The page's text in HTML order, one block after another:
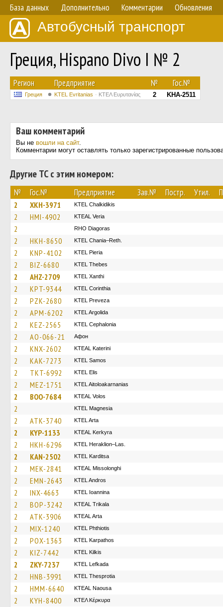
База данных Дополнительно Комментарии Обновления
Автобусный транспорт
Греция, Hispano Divo I № 2
Регион Предприятие № Гос.№
Греция ΚΤΕL Evritanias ΚΤΕΛ Ευρυτανίας 2 KHA-2511
Ваш комментарий
Вы не вошли на сайт.
Комментарии могут оставлять только зарегистрированные
Другие ТС с этим номером:
№ Гос.№ Предприятие Зав.№ Постр. Утил.
2 XKH-3971 ΚΤΕL Chalkidikis
2 HMI-4902 KTEAL Veria
2 RHO Diagoras
2 HKH-8650 KTEL Chania–Reth.
2 KNP-4102 KTEL Pieria
2 BIZ-6680 KTEL Thebes
2 AHZ-2709 KTEL Xanthi
2 KPT-9344 KTEL Corinthia
2 PZK-2680 KTEL Preveza
2 APM-6202 KTEL Argolida
2 KEZ-2565 KTEL Cephalonia
2 AO-066-21 Афон
2 KNX-2602 KTEAL Katerini
2 KAK-7273 KTEL Samos
2 TKT-6992 KTEL Elis
2 MEZ-1751 KTEL Aitoloakarnanias
2 BOO-7684 KTEAL Volos
2 ΚΤΕL Magnesia
2 ATK-3740 KTEL Arta
2 KYP-1133 KTEAL Kerkyra
2 HKH-6296 KTEL Heraklion–Las.
2 KAN-2502 ΚΤΕL Karditsa
2 MEK-2841 KTEAL Missolonghi
2 EMN-2643 KTEL Andros
2 INX-4663 KTEL Ioannina
2 BOP-3242 KTEAL Trikala
2 ATK-3906 KTEAL Arta
2 MIX-1240 ΚΤΕL Phthiotis
2 POX-1363 ΚΤΕL Karpathos
2 KIZ-7442 KTEL Kilkis
2 ZKY-7237 KTEL Lefkada
2 HNB-3991 KTEL Thesprotia
2 HMM-6640 KTEAL Naousa
2 KYH-8400 ΚΤΕΛ Κέρκυρα